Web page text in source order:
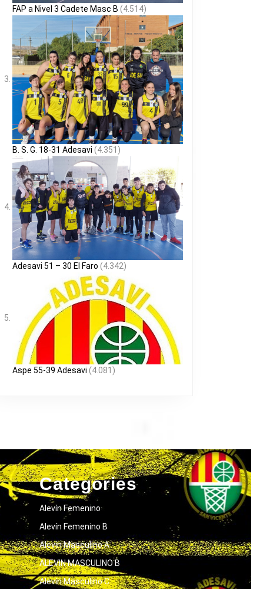
FAP a Nivel 3 Cadete Masc B (4.514)
B. S. G. 18-31 Adesavi (4.351)
Adesavi 51 – 30 El Faro (4.342)
Aspe 55-39 Adesavi (4.081)
Categories
Alevín Femenino
Alevín Femenino B
Alevín Masculino A
ALEVIN MASCULINO B
Alevín Masculino C